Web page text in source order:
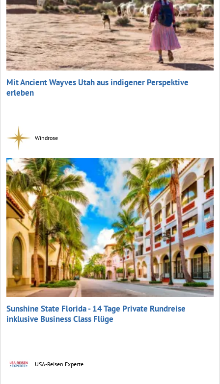
Mit Ancient Wayves Utah aus indigener Perspektive
erleben
Windrose
Sunshine State Florida - 14 Tage Private Rundreise
inklusive Business Class Flüge
USA-Reisen Experte